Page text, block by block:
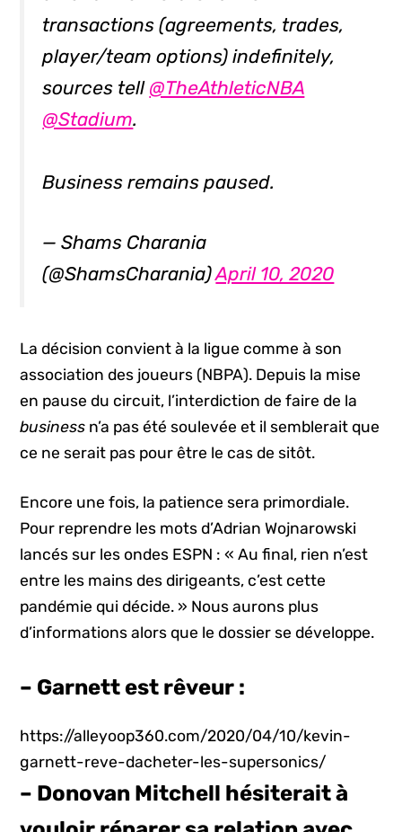
transactions (agreements, trades,
player/team options) indefinitely,
sources tell @TheAthleticNBA
@Stadium.
Business remains paused.
— Shams Charania
(@ShamsCharania)April 10, 2020
La décision convient à la ligue comme à son
association des joueurs (NBPA). Depuis la mise
en pause du circuit, l’interdiction de faire de la
business n’a pas été soulevée et il semblerait que
ce ne serait pas pour être le cas de sitôt.
Encore une fois, la patience sera primordiale.
Pour reprendre les mots d’Adrian Wojnarowski
lancés sur les ondes ESPN : « Au final, rien n’est
entre les mains des dirigeants, c’est cette
pandémie qui décide. » Nous aurons plus
d’informations alors que le dossier se développe.
– Garnett est rêveur :
https://alleyoop360.com/2020/04/10/kevin-
garnett-reve-dacheter-les-supersonics/
– Donovan Mitchell hésiterait à